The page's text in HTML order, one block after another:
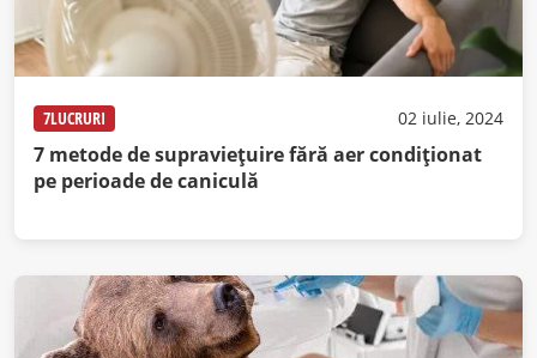
7LUCRURI 02 iulie, 2024
7 metode de supraviețuire fără aer condiționat
pe perioade de caniculă